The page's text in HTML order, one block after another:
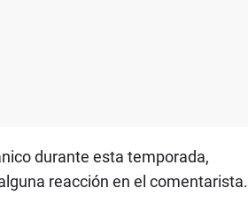
durante esta temporada,
reacción en el comentarista.